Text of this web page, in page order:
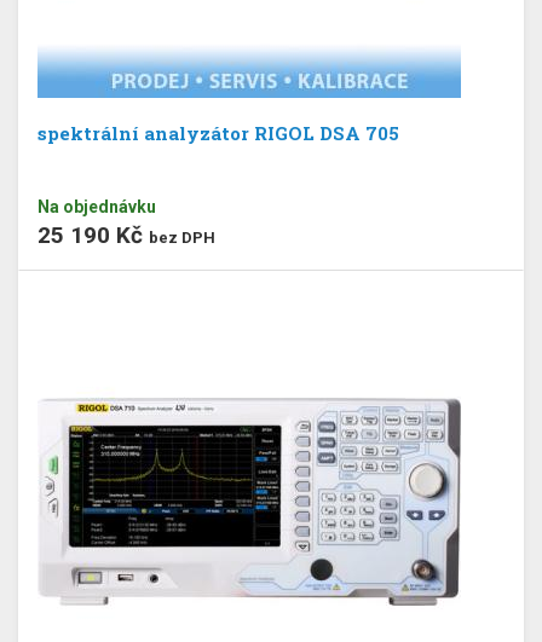
spektrální analyzátor RIGOL DSA 705
Na objednávku
25 190 Kč bez DPH